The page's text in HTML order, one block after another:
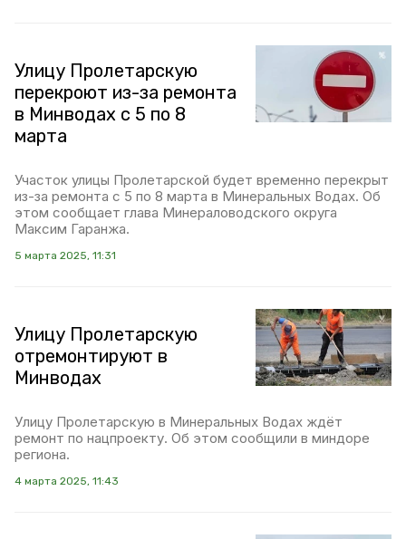
Улицу Пролетарскую
перекроют из-за ремонта
в Минводах с 5 по 8
марта
Участок улицы Пролетарской будет временно перекрыт
из-за ремонта с 5 по 8 марта в Минеральных Водах. Об
этом сообщает глава Минераловодского округа
Максим Гаранжа.
5 марта 2025, 11:31
Улицу Пролетарскую
отремонтируют в
Минводах
Улицу Пролетарскую в Минеральных Водах ждёт
ремонт по нацпроекту. Об этом сообщили в миндоре
региона.
4 марта 2025, 11:43